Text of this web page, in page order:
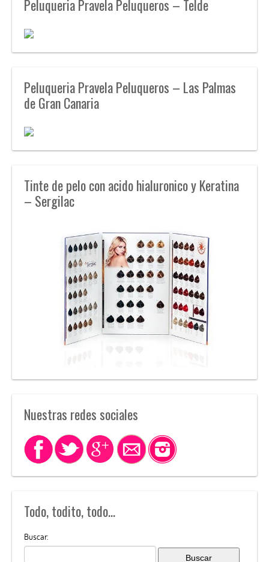
Peluqueria Pravela Peluqueros – Telde
Peluqueria Pravela Peluqueros – Las Palmas
de Gran Canaria
Tinte de pelo con acido hialuronico y Keratina
– Sergilac
Nuestras redes sociales
Todo, todito, todo…
Buscar: